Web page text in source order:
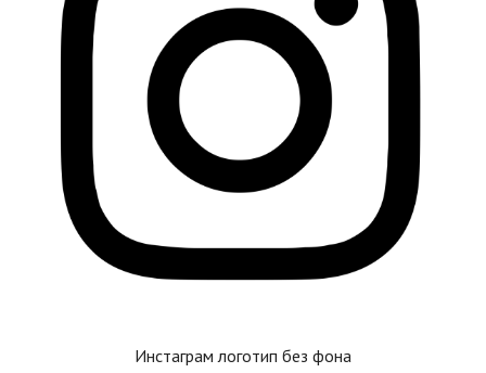
Инстаграм логотип без фона